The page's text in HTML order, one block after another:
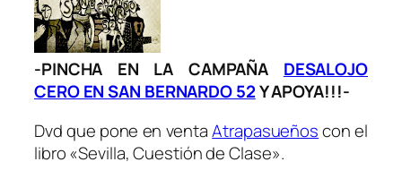
-PINCHA EN LA CAMPAÑA DESALOJO
CERO EN SAN BERNARDO 52Y APOYA!!!-
Dvd que pone en ventaAtrapasueñoscon el
libro «Sevilla, Cuestión de Clase».